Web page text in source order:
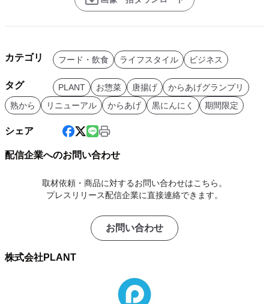
カテゴリ フード・飲食 ライフスタイル ビジネス
タグ PLANT お惣菜 唐揚げ
からあげグランプリ
熟から
リニューアル からあげ 黒にんにく 期間限定
シェア
配信企業へのお問い合わせ
取材依頼・商品に対するお問い合わせはこちら。
プレスリリース配信企業に直接連絡できます。
お問い合わせ
株式会社PLANT